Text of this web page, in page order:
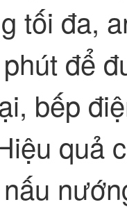
tối đa,
để
bếp
quả